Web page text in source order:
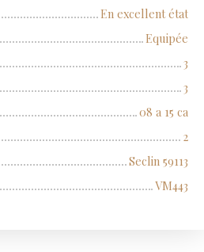
En excellent état
Equipée
3
3
08 a 15 ca
2
Seclin 59113
VM443